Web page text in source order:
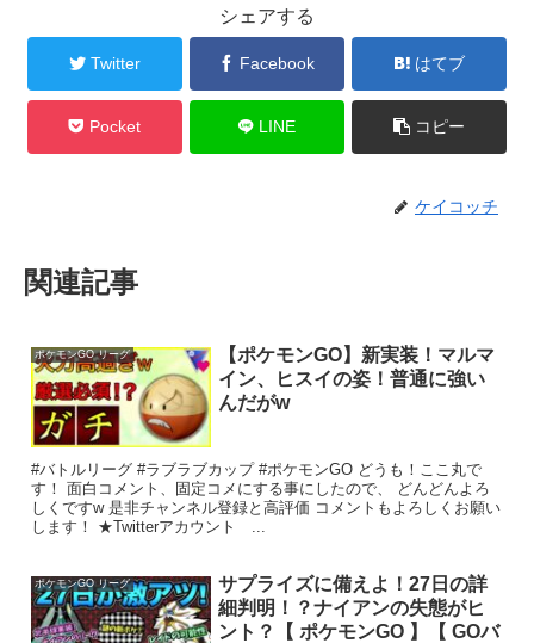
シェアする
Twitter Facebook はてブ
Pocket LINE コピー
ケイコッチ
関連記事
ポケモンGO リーグ
【ポケモンGO】新実装！マルマ
イン、ヒスイの姿！普通に強い
んだがw
#バトルリーグ #ラブラブカップ #ポケモンGO どうも！ここ丸で
す！ 面白コメント、固定コメにする事にしたので、 どんどんよろ
しくですw 是非チャンネル登録と高評価 コメントもよろしくお願い
します！ ★Twitterアカウント ...
ポケモンGO リーグ
サプライズに備えよ！27日の詳
細判明！？ナイアンの失態がヒ
ント？【 ポケモンGO 】【 GOバ